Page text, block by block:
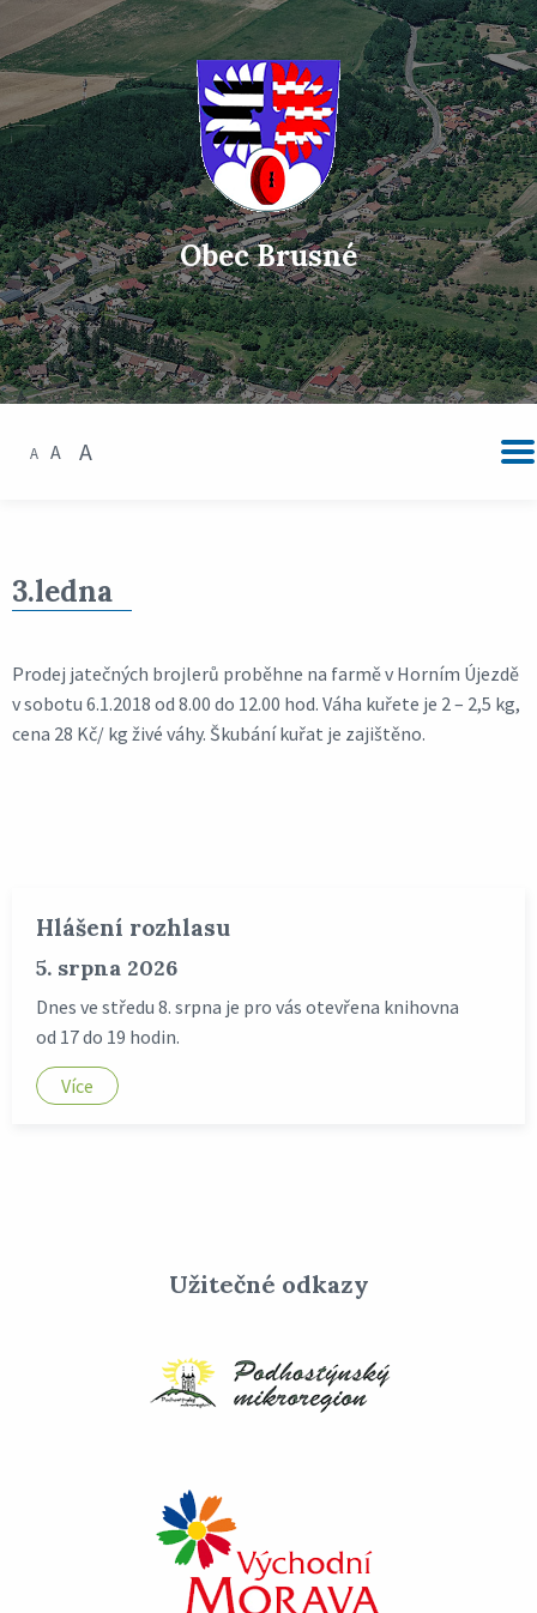
Obec Brusné
A A A
3.ledna
Prodej jatečných brojlerů proběhne na farmě v Horním Újezdě
v sobotu 6.1.2018 od 8.00 do 12.00 hod. Váha kuřete je 2 – 2,5 kg,
cena 28 Kč/ kg živé váhy. Škubání kuřat je zajištěno.
Hlášení rozhlasu
5. srpna 2026
Dnes ve středu 8. srpna je pro vás otevřena knihovna
od 17 do 19 hodin.
Více
Užitečné odkazy